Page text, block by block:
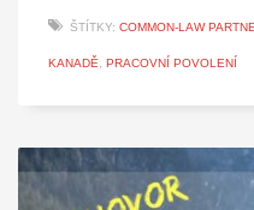
ŠTÍTKY: COMMON-LAW
KANADĚ, PRACOVNÍ POVOLENÍ